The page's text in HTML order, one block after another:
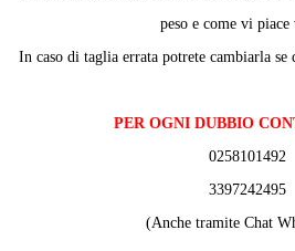
peso e come vi piace
In caso di taglia errata potrete cambiarla
PER OGNI DUBBIO
0258101492
3397242495
(Anche tramite Chat